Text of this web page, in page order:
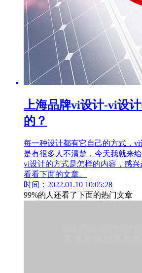
上海品牌vi设计-vi设
的？
每一种设计都有它自己的方式，
是有很多人不清楚，今天我就来
vi设计的方式是怎样的内容，感
看看下面的文章。
时间：2022.01.10 10:05:28
99%的人还看了下面的热门文章